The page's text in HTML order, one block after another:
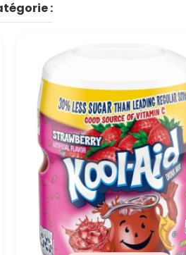
sont 100 % sécurisés
Notre équipe vous répond sous 24 à
: